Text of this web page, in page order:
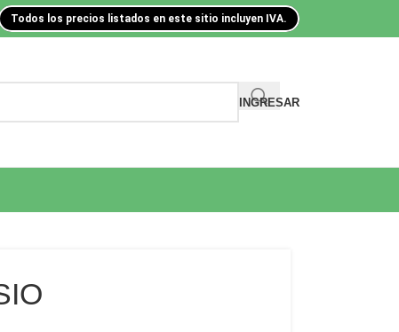
Todos los precios listados en este sitio incluyen IVA.
INGRESAR